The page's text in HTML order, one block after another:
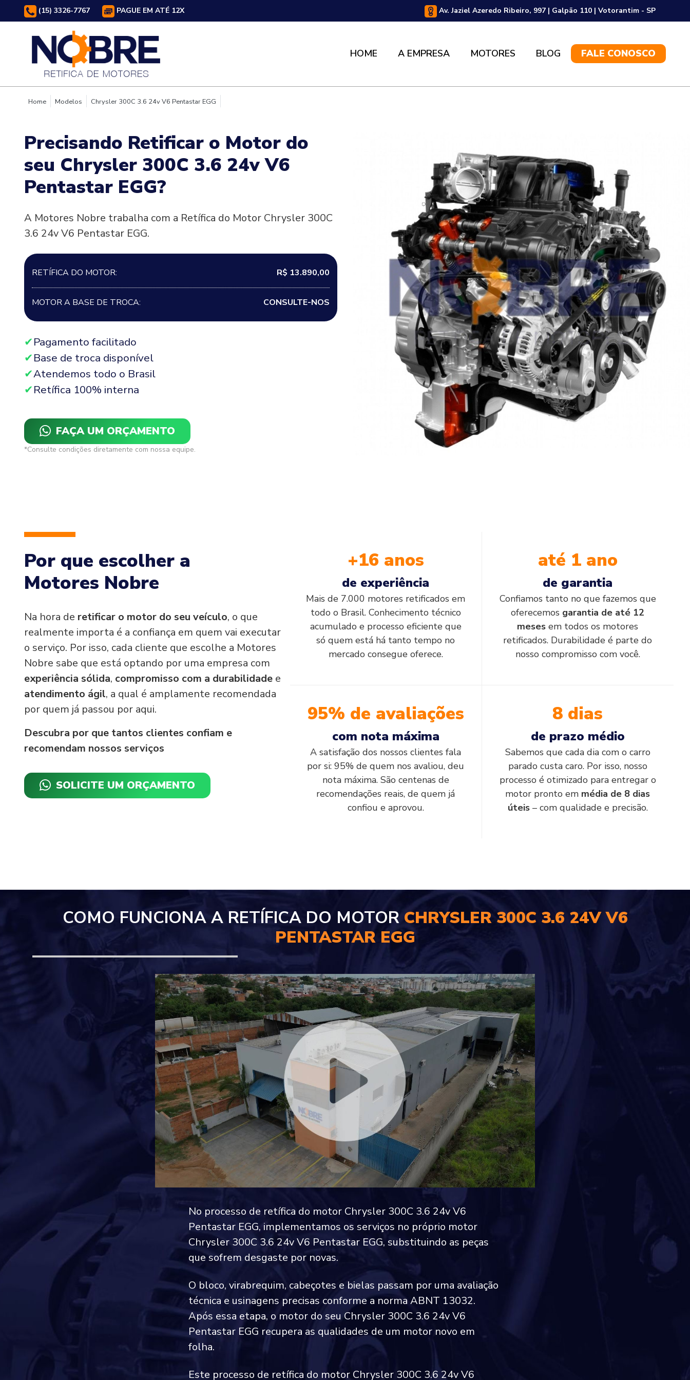
(15) 3326-7767 PAGUE EM ATÉ 12X Av. Jaziel Azeredo Ribeiro, 997 | Galpão 110 | Votorantim - SP
HOME A EMPRESA MOTORES BLOG FALE CONOSCO
Home Modelos Chrysler 300C 3.6 24v V6 Pentastar EGG
Precisando Retificar o Motor do
seu Chrysler 300C 3.6 24v V6
Pentastar EGG?
A Motores Nobre trabalha com a Retífica do Motor Chrysler 300C
3.6 24v V6 Pentastar EGG.
RETÍFICA DO MOTOR: R$ 13.890,00
MOTOR A BASE DE TROCA: CONSULTE-NOS
Pagamento facilitado
Base de troca disponível
Atendemos todo o Brasil
Retífica 100% interna
FAÇA UM ORÇAMENTO
*Consulte condições diretamente com nossa equipe.
Por que escolher a
Motores Nobre
Na hora de retificar o motor do seu veículo, o que
realmente importa é a confiança em quem vai executar
o serviço. Por isso, cada cliente que escolhe a Motores
Nobre sabe que está optando por uma empresa com
experiência sólida, compromisso com a durabilidade e
atendimento ágil, a qual é amplamente recomendada
por quem já passou por aqui.
Descubra por que tantos clientes confiam e
recomendam nossos serviços
SOLICITE UM ORÇAMENTO
+16 anos
de experiência
Mais de 7.000 motores retificados em
todo o Brasil. Conhecimento técnico
acumulado e processo eficiente que
só quem está há tanto tempo no
mercado consegue oferece.
até 1 ano
de garantia
Confiamos tanto no que fazemos que
oferecemos garantia de até 12
meses em todos os motores
retificados. Durabilidade é parte do
nosso compromisso com você.
95% de avaliações
com nota máxima
A satisfação dos nossos clientes fala
por si: 95% de quem nos avaliou, deu
nota máxima. São centenas de
recomendações reais, de quem já
confiou e aprovou.
8 dias
de prazo médio
Sabemos que cada dia com o carro
parado custa caro. Por isso, nosso
processo é otimizado para entregar o
motor pronto em média de 8 dias
úteis– com qualidade e precisão.
COMO FUNCIONA A RETÍFICA DO MOTOR CHRYSLER 300C 3.6 24V V6
PENTASTAR EGG
No processo de retífica do motor Chrysler 300C 3.6 24v V6
Pentastar EGG, implementamos os serviços no próprio motor
Chrysler 300C 3.6 24v V6 Pentastar EGG, substituindo as peças
que sofrem desgaste por novas.
O bloco, virabrequim, cabeçotes e bielas passam por uma avaliação
técnica e usinagens precisas conforme a norma ABNT 13032.
Após essa etapa, o motor do seu Chrysler 300C 3.6 24v V6
Pentastar EGG recupera as qualidades de um motor novo em
folha.
Este processo de retífica do motor Chrysler 300C 3.6 24v V6